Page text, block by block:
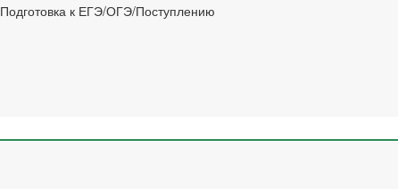
Подготовка к ЕГЭ/ОГЭ/Поступлению